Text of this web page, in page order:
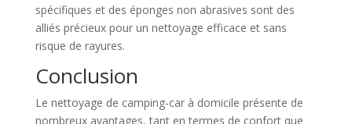
spécifiques et des éponges non abrasives sont des
alliés précieux pour un nettoyage efficace et sans
risque de rayures.
Conclusion
Le nettoyage de camping-car à domicile présente de
nombreux avantages, tant en termes de confort que